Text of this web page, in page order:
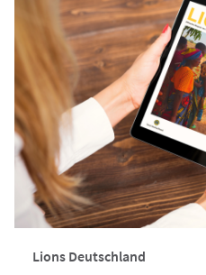
Lions Deutschland